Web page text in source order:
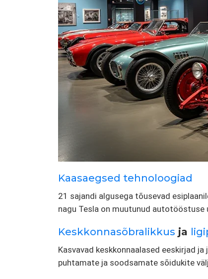
Kaasaegsed tehnoloogiad
21 sajandi algusega tõusevad
nagu Tesla on muutunud autotööstuse
Keskkonnasõbralikkus ja
Kasvavad keskkonnaalased eeskirjad
puhtamate ja soodsamate sõidukite